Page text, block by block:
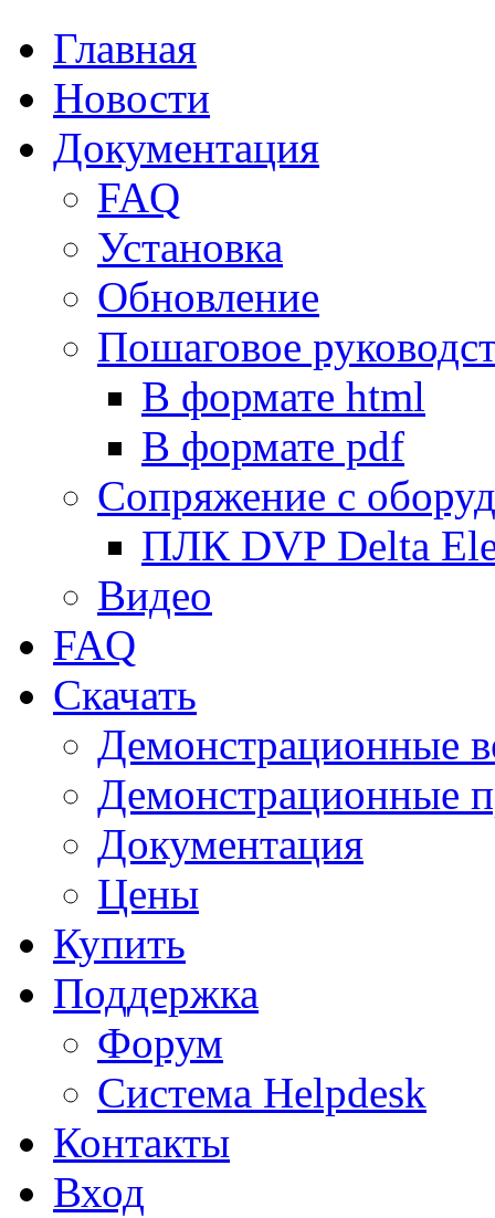
Главная
Новости
Документация
FAQ
Установка
Обновление
Пошаговое
В формате html
В формате pdf
Сопряжение с
ПЛК DVP Delta
Видео
FAQ
Скачать
Демонстрационные
Демонстрационные
Документация
Цены
Купить
Поддержка
Форум
Система Helpdesk
Контакты
Вход